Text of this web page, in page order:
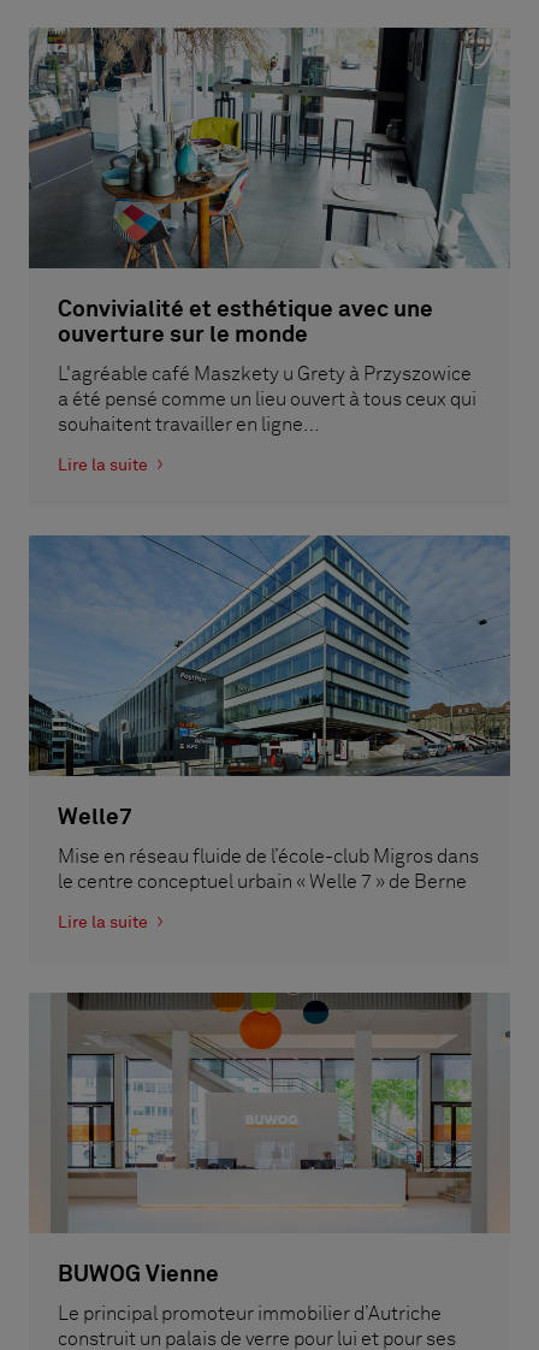
Convivialité et esthétique avec une
ouverture sur le monde
L'agréable café Maszkety u Grety à Przyszowice
a été pensé comme un lieu ouvert à tous ceux qui
souhaitent travailler en ligne…
Lire la suite
Welle7
Mise en réseau fluide de l’école-club Migros dans
le centre conceptuel urbain « Welle 7 » de Berne
Lire la suite
BUWOG Vienne
Le principal promoteur immobilier d’Autriche
construit un palais de verre pour lui et pour ses